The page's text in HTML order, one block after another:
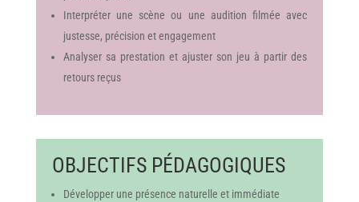
Interpréter une scène ou une audition filmée avec
justesse, précision et engagement
Analyser sa prestation et ajuster son jeu à partir des
retours reçus
OBJECTIFS PÉDAGOGIQUES
Développer une présence naturelle et immédiate